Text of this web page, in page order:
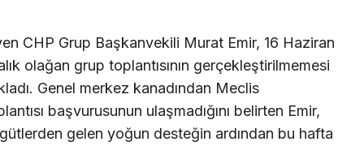
CHP Grup Başkanvekili Murat Emir, 16 Haziran
olağan grup toplantısının gerçekleştirilmemesi
Genel merkez kanadından Meclis
başvurusunun ulaşmadığını belirten Emir,
gelen yoğun desteğin ardından bu hafta